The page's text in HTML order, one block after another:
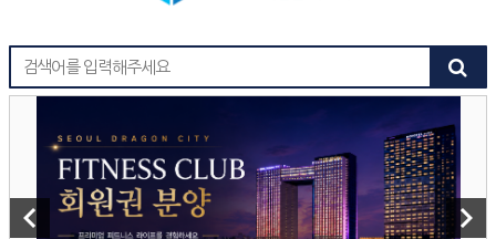
keyboard_arrow_left keyboard_arrow_right